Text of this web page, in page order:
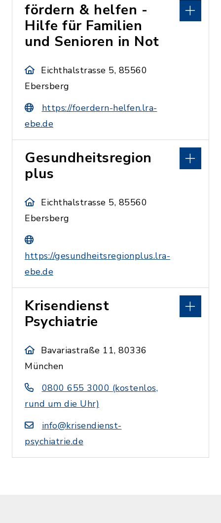
fördern & helfen -
Hilfe für Familien
und Senioren in Not
Eichthalstrasse 5, 85560
Ebersberg
https://foerdern-helfen.lra-
ebe.de
Gesundheitsregion
plus
Eichthalstrasse 5, 85560
Ebersberg
https://gesundheitsregionplus.lra-
ebe.de
Krisendienst
Psychiatrie
Bavariastraße 11, 80336
München
0800 655 3000 (kostenlos,
rund um die Uhr)
info@krisendienst-
psychiatrie.de